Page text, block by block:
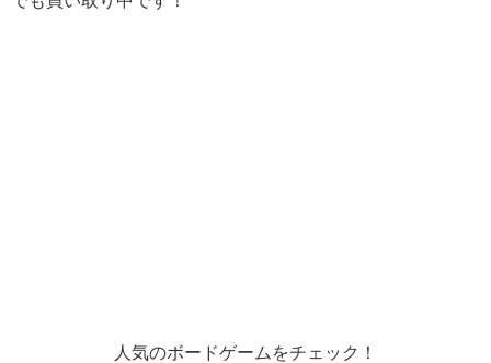
人気のボードゲームをチェック！